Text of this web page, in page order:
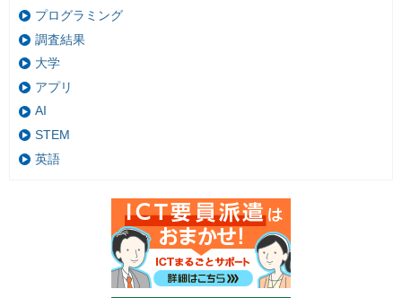
プログラミング
調査結果
大学
アプリ
AI
STEM
英語